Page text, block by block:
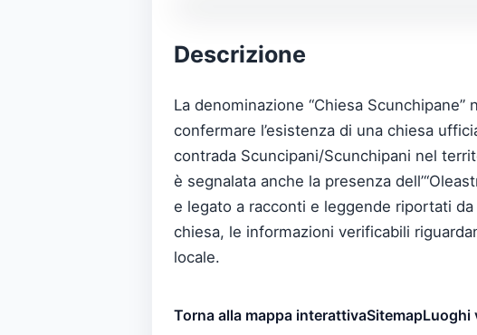
Descrizione
La denominazione “Chiesa
confermare l’esistenza di una chiesa
contrada Scuncipani/Scunchipani nel
è segnalata anche la presenza
e legato a racconti e leggende riportati
chiesa, le informazioni verificabili
locale.
Torna alla mappa interattivaSitemapLuoghi